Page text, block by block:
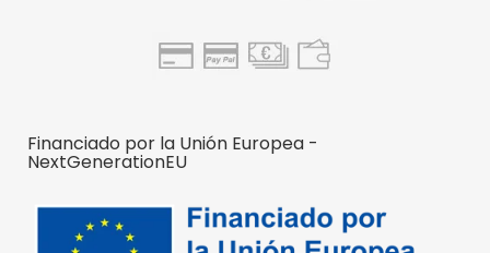
Financiado por la Unión Europea -
NextGenerationEU